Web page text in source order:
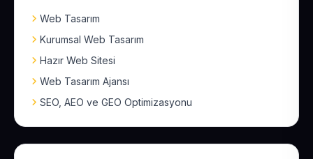
Web Tasarım
Kurumsal Web Tasarım
Hazır Web Sitesi
Web Tasarım Ajansı
SEO, AEO ve GEO Optimizasyonu